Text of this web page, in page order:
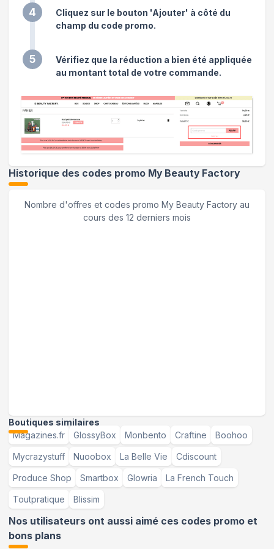
4
Cliquez sur le bouton 'Ajouter' à côté du
champ du code promo.
5
Vérifiez que la réduction a bien été appliquée
au montant total de votre commande.
Historique des codes promo My Beauty Factory
Nombre d'offres et codes promo My Beauty Factory au
cours des 12 derniers mois
Boutiques similaires
Magazines.fr
GlossyBox Monbento Craftine Boohoo
Mycrazystuff Nuoobox La Belle Vie Cdiscount
Produce Shop Smartbox Glowria La French Touch
Toutpratique Blissim
Nos utilisateurs ont aussi aimé ces codes promo et
bons plans